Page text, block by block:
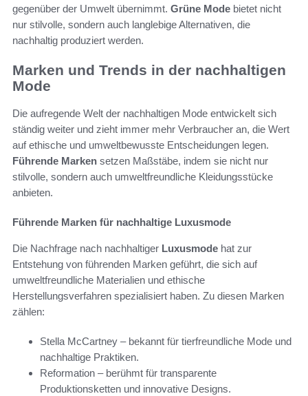
gegenüber der Umwelt übernimmt. Grüne Mode bietet nicht
nur stilvolle, sondern auch langlebige Alternativen, die
nachhaltig produziert werden.
Marken und Trends in der nachhaltigen
Mode
Die aufregende Welt der nachhaltigen Mode entwickelt sich
ständig weiter und zieht immer mehr Verbraucher an, die Wert
auf ethische und umweltbewusste Entscheidungen legen.
Führende Marken setzen Maßstäbe, indem sie nicht nur
stilvolle, sondern auch umweltfreundliche Kleidungsstücke
anbieten.
Führende Marken für nachhaltige Luxusmode
Die Nachfrage nach nachhaltiger Luxusmode hat zur
Entstehung von führenden Marken geführt, die sich auf
umweltfreundliche Materialien und ethische
Herstellungsverfahren spezialisiert haben. Zu diesen Marken
zählen:
Stella McCartney – bekannt für tierfreundliche Mode und
nachhaltige Praktiken.
Reformation – berühmt für transparente
Produktionsketten und innovative Designs.